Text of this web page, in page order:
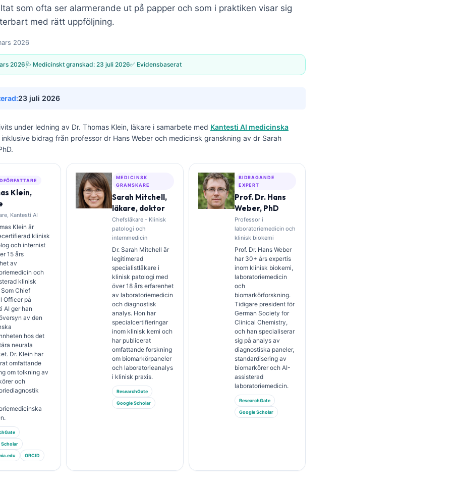
som ofta ser alarmerande ut på papper och som i praktiken visar sig
med rätt uppföljning.
2026
2026🩺 Medicinskt granskad: 23 juli 2026✅ Evidensbaserat
23 juli 2026
under ledning av Dr. Thomas Klein, läkare i samarbete med Kantesti AI medicinska
inklusive bidrag från professor dr Hans Weber och medicinsk granskning av dr Sarah
Klein,
Kantesti AI
Klein är
klinisk
och internist
15 års
av
och
klinisk
Chief
Officer på
AI ger han
av den
hos det
neurala
Dr. Klein har
omfattande
om tolkning av
och
Scholar
ORCID
MEDICINSK
GRANSKARE
Sarah Mitchell,
läkare, doktor
Chefsläkare - Klinisk
patologi och
internmedicin
Dr. Sarah Mitchell är
legitimerad
specialistläkare i
klinisk patologi med
över 18 års erfarenhet
av laboratoriemedicin
och diagnostisk
analys. Hon har
specialcertifieringar
inom klinisk kemi och
har publicerat
omfattande forskning
om biomarkörpaneler
och laboratorieanalys
i klinisk praxis.
ResearchGate
Google Scholar
BIDRAGANDE
EXPERT
Prof. Dr. Hans
Weber, PhD
Professor i
laboratoriemedicin och
klinisk biokemi
Prof. Dr. Hans Weber
har 30+ års expertis
inom klinisk biokemi,
laboratoriemedicin
och
biomarkörforskning.
Tidigare president för
German Society for
Clinical Chemistry,
och han specialiserar
sig på analys av
diagnostiska paneler,
standardisering av
biomarkörer och AI-
assisterad
laboratoriemedicin.
ResearchGate
Google Scholar